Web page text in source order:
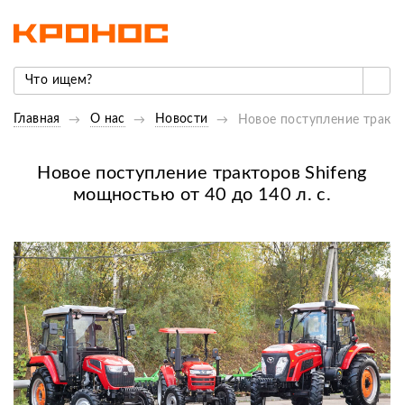
Главная О нас Новости Новое поступление
Новое поступление тракторов Shifeng
мощностью от 40 до 140 л. с.